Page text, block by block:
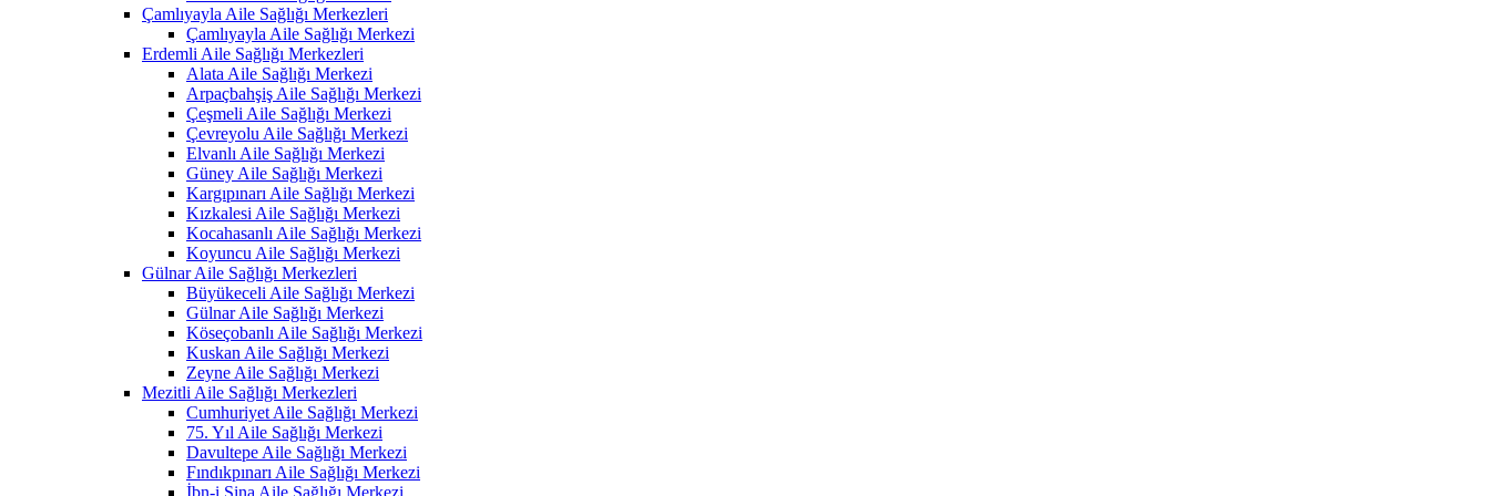
Çamlıyayla Aile Sağlığı Merkezleri
Çamlıyayla Aile Sağlığı Merkezi
Erdemli Aile Sağlığı Merkezleri
Alata Aile Sağlığı Merkezi
Arpaçbahşiş Aile Sağlığı Merkezi
Çeşmeli Aile Sağlığı Merkezi
Çevreyolu Aile Sağlığı Merkezi
Elvanlı Aile Sağlığı Merkezi
Güney Aile Sağlığı Merkezi
Kargıpınarı Aile Sağlığı Merkezi
Kızkalesi Aile Sağlığı Merkezi
Kocahasanlı Aile Sağlığı Merkezi
Koyuncu Aile Sağlığı Merkezi
Gülnar Aile Sağlığı Merkezleri
Büyükeceli Aile Sağlığı Merkezi
Gülnar Aile Sağlığı Merkezi
Köseçobanlı Aile Sağlığı Merkezi
Kuskan Aile Sağlığı Merkezi
Zeyne Aile Sağlığı Merkezi
Mezitli Aile Sağlığı Merkezleri
Cumhuriyet Aile Sağlığı Merkezi
75. Yıl Aile Sağlığı Merkezi
Davultepe Aile Sağlığı Merkezi
Fındıkpınarı Aile Sağlığı Merkezi
İbn-i Sina Aile Sağlığı Merkezi